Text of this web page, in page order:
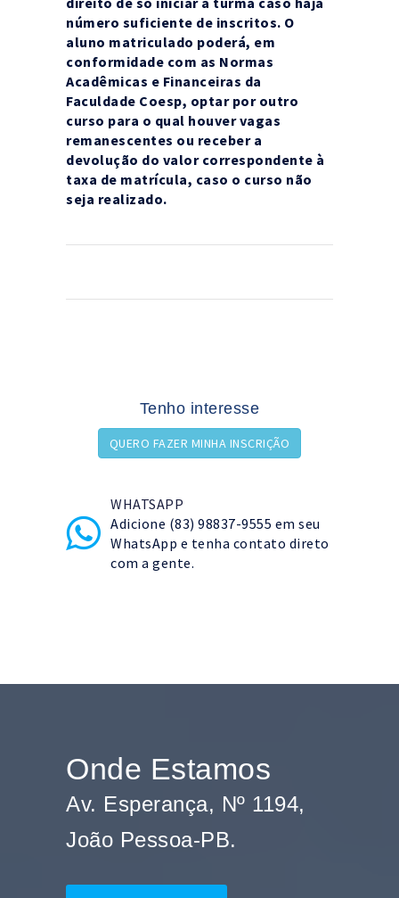
número suficiente de inscritos. O
aluno matriculado poderá, em
conformidade com as Normas
Acadêmicas e Financeiras da
Faculdade Coesp, optar por outro
curso para o qual houver vagas
remanescentes ou receber a
devolução do valor correspondente à
taxa de matrícula, caso o curso não
seja realizado.
Tenho interesse
QUERO FAZER MINHA INSCRIÇÃO
WHATSAPP
Adicione (83) 98837-9555 em seu
WhatsApp e tenha contato direto
com a gente.
Onde Estamos
Av. Esperança, Nº 1194,
João Pessoa-PB.